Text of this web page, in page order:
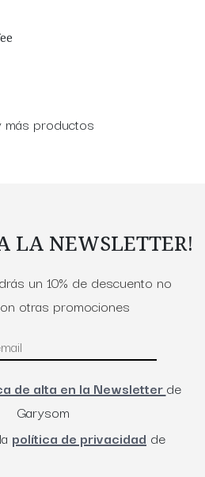
más productos
LA NEWSLETTER!
un 10% de descuento no
otras promociones
de alta en la Newsletterde
Garysom
política de privacidad de